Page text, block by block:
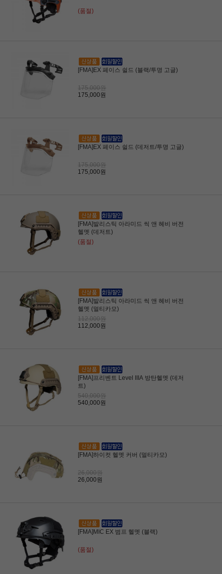
(품절)
[FMA]EX 페이스 쉴드 (블랙/투명 고글)
175,000원
175,000원
[FMA]EX 페이스 쉴드 (데저트/투명 고글)
175,000원
175,000원
[FMA]발리스틱 아라미드 씩 앤 헤비 버전
헬멧 (데저트)
(품절)
[FMA]발리스틱 아라미드 씩 앤 헤비 버전
헬멧 (멀티카모)
112,000원
112,000원
[FMA]프리벤트 Level IIIA 방탄헬멧 (데저
트)
540,000원
540,000원
[FMA]하이컷 헬멧 커버 (멀티카모)
26,000원
26,000원
[FMA]MIC EX 범프 헬멧 (블랙)
(품절)